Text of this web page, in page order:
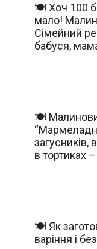
🍽️ Хоч 100
мало!
Сімейний
бабуся,
🍽️
в тортиках
🍽️ Як
варіння і